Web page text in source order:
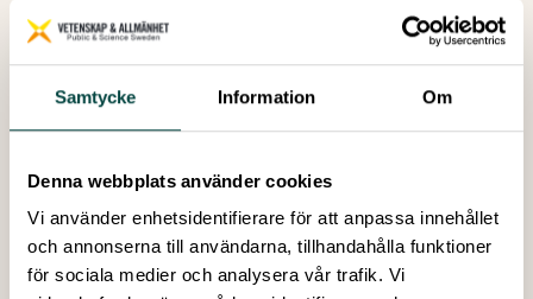
Samtycke Information Om
Denna webbplats använder cookies
Vi använder enhetsidentifierare för att anpassa innehållet
och annonserna till användarna, tillhandahålla funktioner
för sociala medier och analysera vår trafik. Vi
Förmiddagen avslutade med att årets vinnare av Forskar
Grand Prix 2025, Carl Öhman från Uppsala universitet,
framförde det fyra minuter långa bidrag som dagen
innan gav honom titeln ”bäst i Sverige på att presentera
forskning”. Carl Öhman har undersökt vad som händer
vår data hamnar i händerna på några få digitala jättar.
– Internet håller på att bli världens största kyrkogård och
vem som äger den är en fråga om makt.
Tre spår att välja mellan